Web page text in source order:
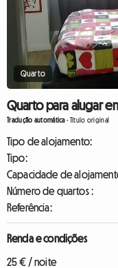
Quarto
Quarto para alugar
Tradução automática-Título original
Tipo de alojamento:
Tipo:
Capacidade de
Número de quartos :
Referência:
Renda e condições
25 € / noite